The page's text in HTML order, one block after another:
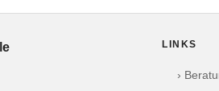
LINKS
›